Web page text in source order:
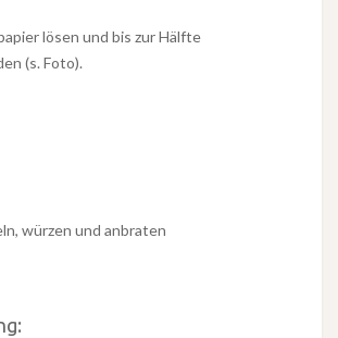
lösen und bis zur Hälfte
(s. Foto).
würzen und anbraten